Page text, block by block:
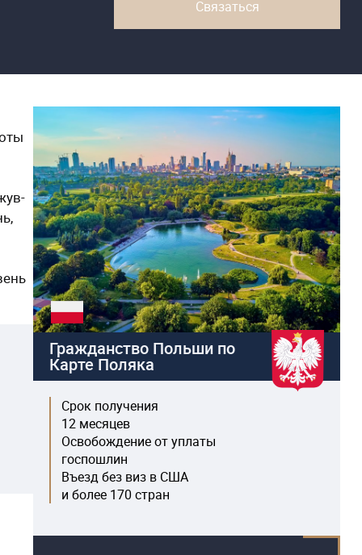
Связаться
Гражданство Польши по
Карте Поляка
Срок получения
12 месяцев
Освобождение от уплаты
госпошлин
Въезд без виз в США
и более 170 стран